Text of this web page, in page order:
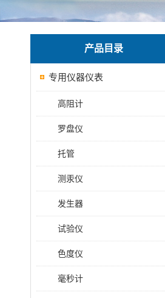
产品目录
专用仪器仪表
高阻计
罗盘仪
托管
测汞仪
发生器
试验仪
色度仪
毫秒计